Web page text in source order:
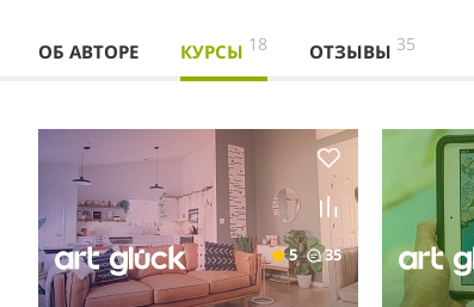
ОБ АВТОРЕ КУРСЫ 18 ОТЗЫВЫ 35
5 35